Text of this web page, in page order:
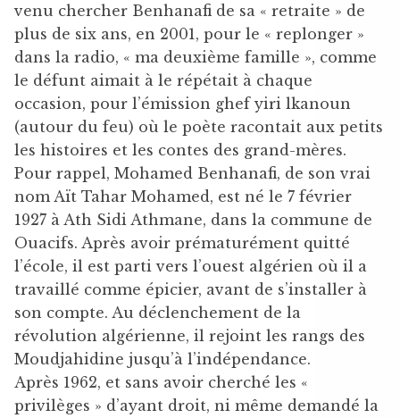
venu chercher Benhanafi de sa « retraite » de
plus de six ans, en 2001, pour le « replonger »
dans la radio, « ma deuxième famille », comme
le défunt aimait à le répétait à chaque
occasion, pour l’émission ghef yiri lkanoun
(autour du feu) où le poète racontait aux petits
les histoires et les contes des grand-mères.
Pour rappel, Mohamed Benhanafi, de son vrai
nom Aït Tahar Mohamed, est né le 7 février
1927 à Ath Sidi Athmane, dans la commune de
Ouacifs. Après avoir prématurément quitté
l’école, il est parti vers l’ouest algérien où il a
travaillé comme épicier, avant de s’installer à
son compte. Au déclenchement de la
révolution algérienne, il rejoint les rangs des
Moudjahidine jusqu’à l’indépendance.
Après 1962, et sans avoir cherché les «
privilèges » d’ayant droit, ni même demandé la